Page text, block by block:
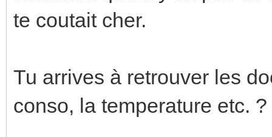
te coutait cher.
Tu arrives à retrouver les
conso, la temperature etc. ?